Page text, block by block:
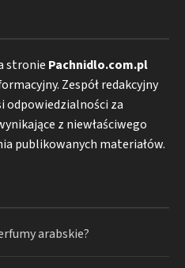
stronie Pachnidlo.com.pl
Zespół redakcyjny
odpowiedzialności za
z niewłaściwego
publikowanych materiałów.
arabskie?